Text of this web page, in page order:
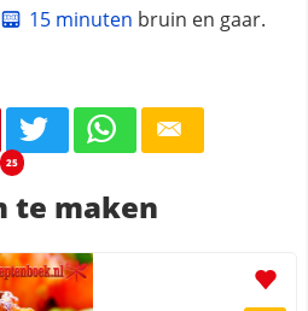
15 minuten bruin en gaar.
25
te maken